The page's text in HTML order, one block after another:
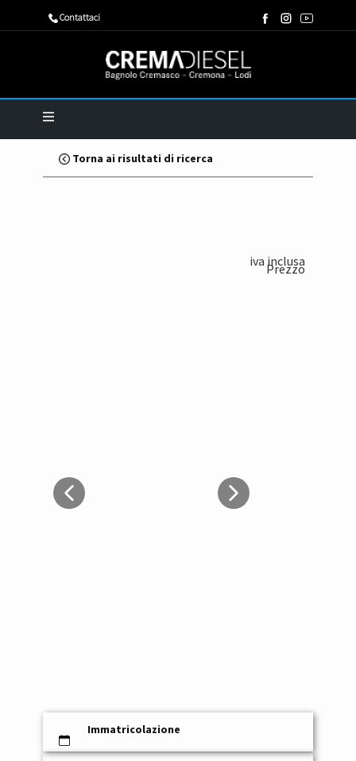
​Contattaci
Torna ai risultati di ricerca
Prezzo
iva inclusa
Immatricolazione